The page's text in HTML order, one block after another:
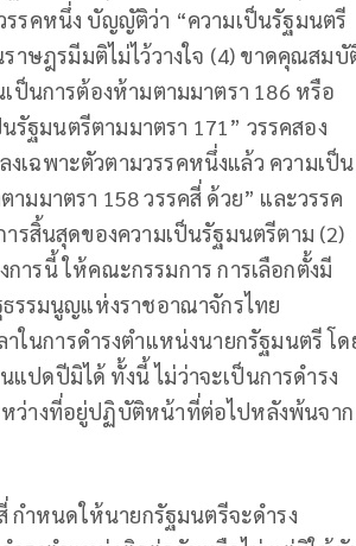
รคหนึ่ง บัญญัติว่า “ความเป็นรัฐมนตรี
าษฎรมีมติไม่ไว้วางใจ (4) ขาดคุณสมบั
ป็นการต้องห้ามตามมาตรา 186 หรือ
รัฐมนตรีตามมาตรา 171” วรรคสอง
เฉพาะตัวตามวรรคหนึ่งแล้ว ความเป็น
มมาตรา 158 วรรคสี่ ด้วย” และวรรค
รสิ้นสุดของความเป็นรัฐมนตรีตาม (2)
ารนี้ ให้คณะกรรมการ การเลือกตั้งมี
ธรรมนูญแห่งราชอาณาจักรไทย
ในการดำรงตำแหน่งนายกรัฐมนตรี โด
ปดปีมิได้ ทั้งนี้ ไม่ว่าจะเป็นการดำรง
ว่างที่อยู่ปฏิบัติหน้าที่ต่อไปหลังพ้นจาก
กำหนดให้นายกรัฐมนตรีจะดำรง